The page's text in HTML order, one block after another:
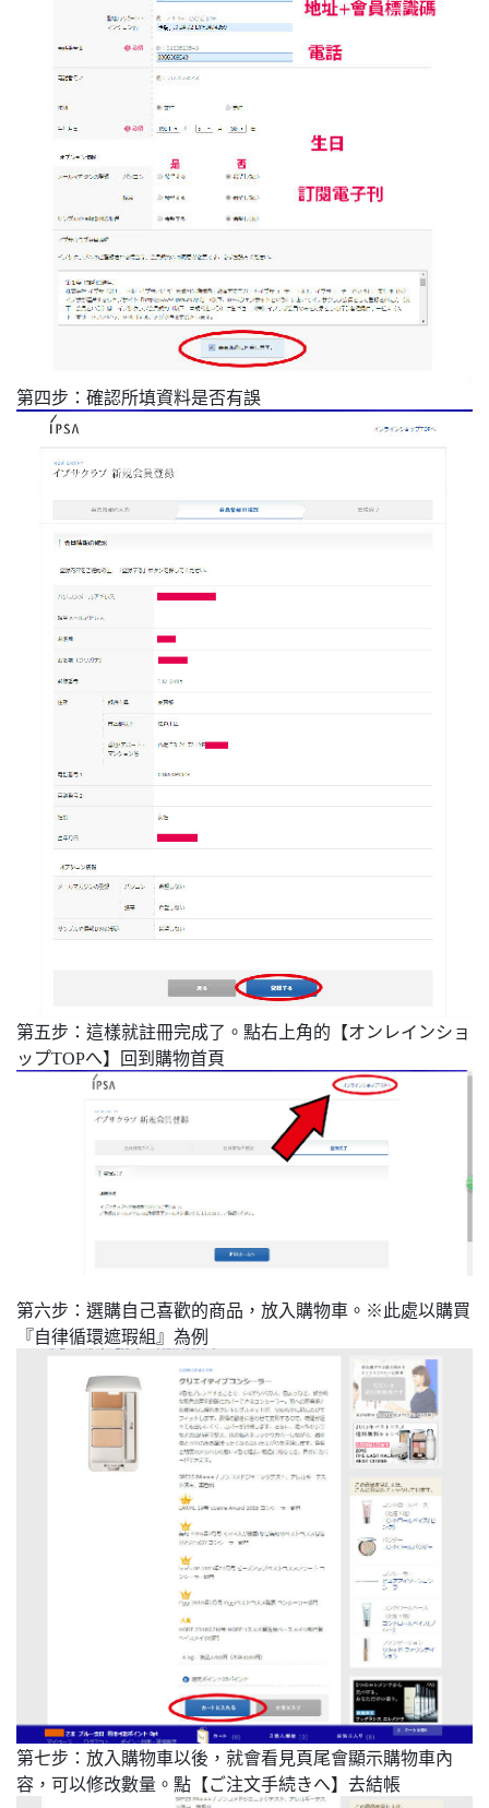
第四步：確認所填資料是否有誤
第五步：這樣就註冊完成了。點右上角的【オンレインショ
ップTOPへ】回到購物首頁
第六步：選購自己喜歡的商品，放入購物車。※此處以購買
『自律循環遮瑕組』為例
第七步：放入購物車以後，就會看見頁尾會顯示購物車內
容，可以修改數量。點【ご注文手続きへ】去結帳